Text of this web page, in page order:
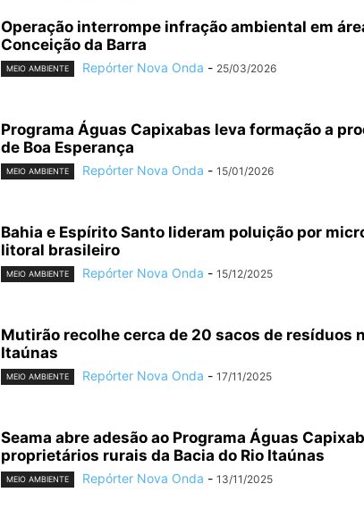
Operação interrompe infração ambiental em
Conceição da Barra
MEIO AMBIENTE Repórter Nova Onda - 25/03/2026
Programa Águas Capixabas leva formação a
de Boa Esperança
MEIO AMBIENTE Repórter Nova Onda - 15/01/2026
Bahia e Espírito Santo lideram poluição por
litoral brasileiro
MEIO AMBIENTE Repórter Nova Onda - 15/12/2025
Mutirão recolhe cerca de 20 sacos de resíduos
Itaúnas
MEIO AMBIENTE Repórter Nova Onda - 17/11/2025
Seama abre adesão ao Programa Águas
proprietários rurais da Bacia do Rio Itaúnas
MEIO AMBIENTE Repórter Nova Onda - 13/11/2025